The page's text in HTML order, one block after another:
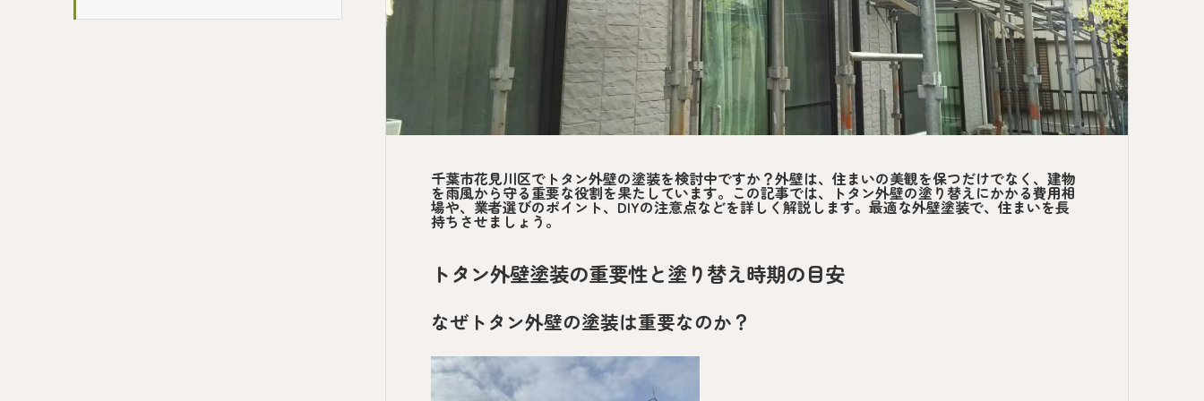
千葉市花見川区でトタン外壁の塗装を検討中ですか？外壁は、住まいの美観を保つだけでなく、建物
を雨風から守る重要な役割を果たしています。この記事では、トタン外壁の塗り替えにかかる費用相
場や、業者選びのポイント、DIYの注意点などを詳しく解説します。最適な外壁塗装で、住まいを長
持ちさせましょう。
トタン外壁塗装の重要性と塗り替え時期の目安
なぜトタン外壁の塗装は重要なのか？